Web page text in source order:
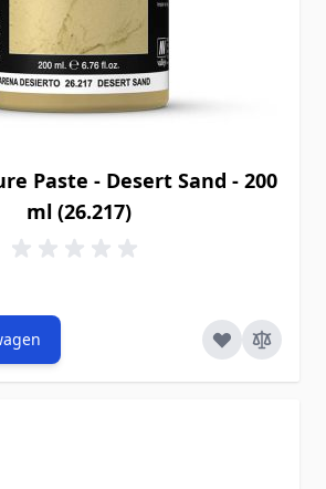
Paste - Desert Sand - 200
ml (26.217)